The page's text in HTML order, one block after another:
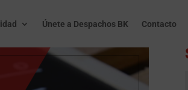
Únete a Despachos BK Contacto